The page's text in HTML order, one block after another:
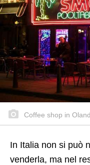
Coffee shop in
In Italia non si può
venderla, ma nel